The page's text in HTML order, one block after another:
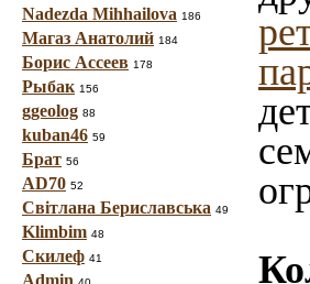
Nadezda Mihhailova 186
Магаз Анатолий 184
Борис Ассеев 178
Рыбак 156
ggeolog 88
kuban46 59
Брат 56
AD70 52
Світлана Бериславська 49
Klimbim 48
Скилеф 41
Admin